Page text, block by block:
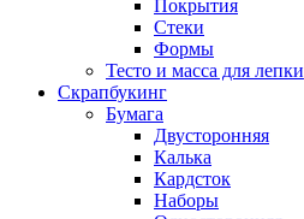
Покрытия
Стеки
Формы
Тесто и масса для лепки
Скрапбукинг
Бумага
Двусторонняя
Калька
Кардсток
Наборы